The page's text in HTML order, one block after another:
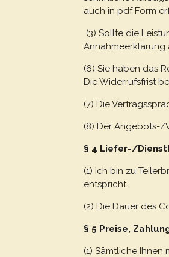
auch in pdf Form
(3) Sollte die
Annahmeerklärung
(6) Sie haben das
Die Widerrufsfrist
(7) Die
(8) Der Angebots-/
§ 4 Liefer-/
(1) Ich bin zu
entspricht.
(2) Die Dauer des
§ 5 Preise,
(1) Sämtliche